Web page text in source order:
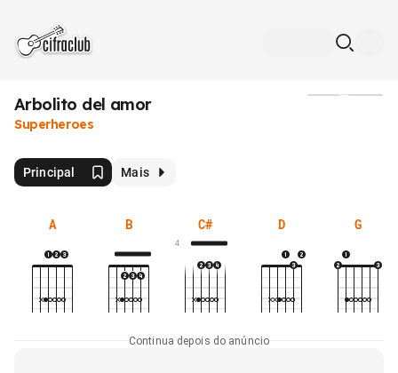
Arbolito del amor
Superheroes
Principal Mais
A B C#
4
D G
Continua depois do anúncio